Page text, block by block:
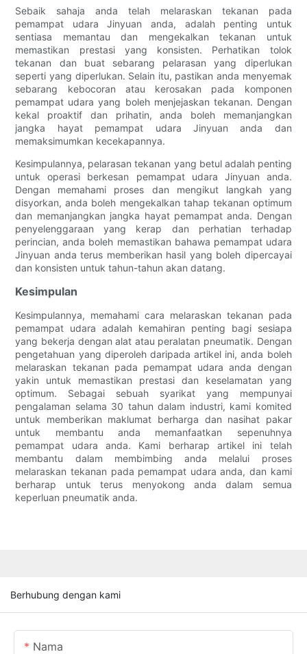
Sebaik sahaja anda telah melaraskan tekanan pada
pemampat udara Jinyuan anda, adalah penting untuk
sentiasa memantau dan mengekalkan tekanan untuk
memastikan prestasi yang konsisten. Perhatikan tolok
tekanan dan buat sebarang pelarasan yang diperlukan
seperti yang diperlukan. Selain itu, pastikan anda menyemak
sebarang kebocoran atau kerosakan pada komponen
pemampat udara yang boleh menjejaskan tekanan. Dengan
kekal proaktif dan prihatin, anda boleh memanjangkan
jangka hayat pemampat udara Jinyuan anda dan
memaksimumkan kecekapannya.
Kesimpulannya, pelarasan tekanan yang betul adalah penting
untuk operasi berkesan pemampat udara Jinyuan anda.
Dengan memahami proses dan mengikut langkah yang
disyorkan, anda boleh mengekalkan tahap tekanan optimum
dan memanjangkan jangka hayat pemampat anda. Dengan
penyelenggaraan yang kerap dan perhatian terhadap
perincian, anda boleh memastikan bahawa pemampat udara
Jinyuan anda terus memberikan hasil yang boleh dipercayai
dan konsisten untuk tahun-tahun akan datang.
Kesimpulan
Kesimpulannya, memahami cara melaraskan tekanan pada
pemampat udara adalah kemahiran penting bagi sesiapa
yang bekerja dengan alat atau peralatan pneumatik. Dengan
pengetahuan yang diperoleh daripada artikel ini, anda boleh
melaraskan tekanan pada pemampat udara anda dengan
yakin untuk memastikan prestasi dan keselamatan yang
optimum. Sebagai sebuah syarikat yang mempunyai
pengalaman selama 30 tahun dalam industri, kami komited
untuk memberikan maklumat berharga dan nasihat pakar
untuk membantu anda memanfaatkan sepenuhnya
pemampat udara anda. Kami berharap artikel ini telah
membantu dalam membimbing anda melalui proses
melaraskan tekanan pada pemampat udara anda, dan kami
berharap untuk terus menyokong anda dalam semua
keperluan pneumatik anda.
Berhubung dengan kami
Nama